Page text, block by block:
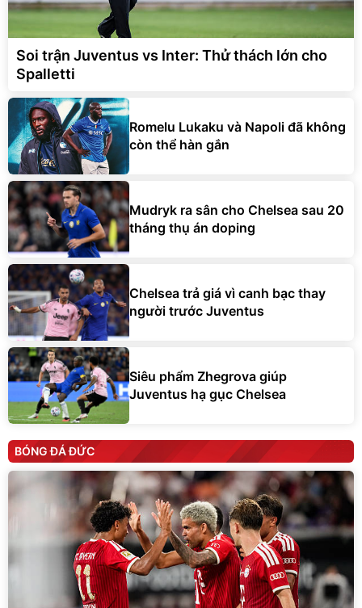
Soi trận Juventus vs Inter: Thử thách lớn cho
Spalletti
Romelu Lukaku và Napoli đã không
còn thể hàn gắn
Mudryk ra sân cho Chelsea sau 20
tháng thụ án doping
Chelsea trả giá vì canh bạc thay
người trước Juventus
Siêu phẩm Zhegrova giúp
Juventus hạ gục Chelsea
BÓNG ĐÁ ĐỨC